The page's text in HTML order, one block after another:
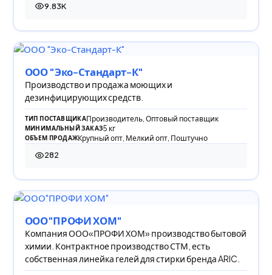
9.83K
9 826 просмотров
ООО "Эко-Стандарт-К"
Производство и продажа моющих и
дезинфицирующих средств.
ТИП ПОСТАВЩИКАПроизводитель, Оптовый поставщик
МИНИМАЛЬНЫЙ ЗАКАЗ5 кг
ОБЪЕМ ПРОДАЖКрупный опт, Мелкий опт, Поштучно
282
282 просмотра
ООО"ПРОФИ ХОМ"
Компания ООО«ПРОФИ ХОМ» производство бытовой
химии. Контрактное производство СТМ, есть
собственная линейка гелей для стирки бренда ARIC.